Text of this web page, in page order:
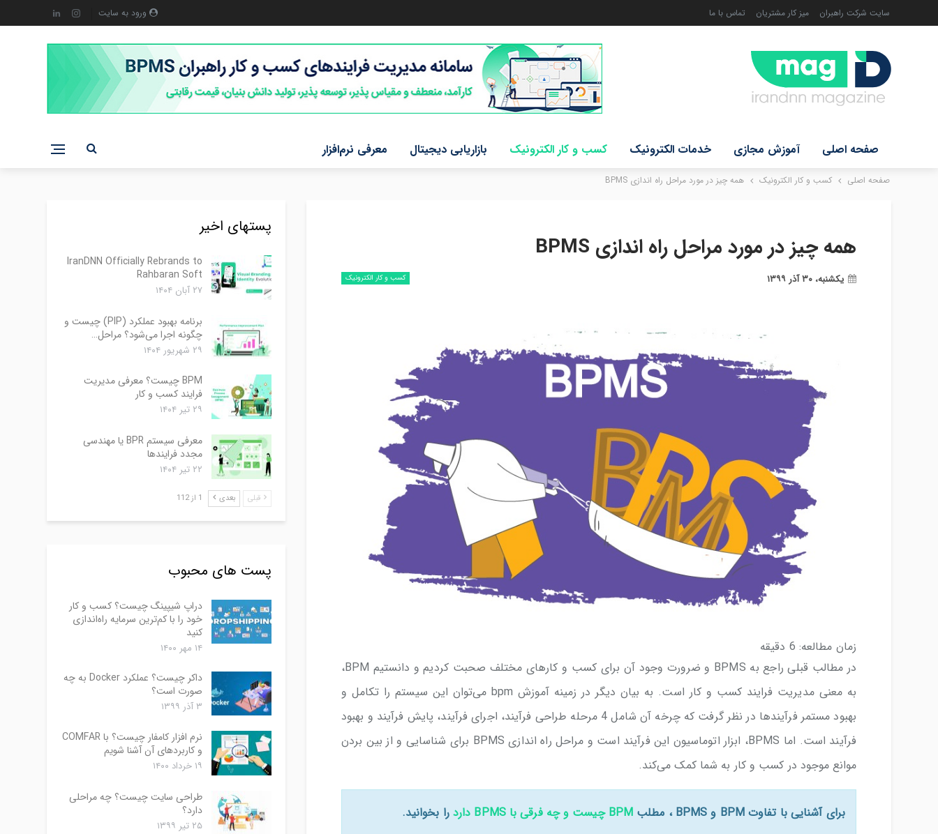
ورود به سایت سایت شرکت راهبران میز کار مشتریان تماس با ما
صفحه اصلی آموزش مجازی خدمات الکترونیک کسب و کار الکترونیک بازاریابی دیجیتال معرفی نرم‌افزار
صفحه اصلی کسب و کار الکترونیک همه چیز در مورد مراحل راه اندازی BPMS
همه چیز در مورد مراحل راه اندازی BPMS
کسب و کار الکترونیک یکشنبه، ۳۰ آذر ۱۳۹۹
زمان مطالعه: 6 دقیقه
در مطالب قبلی راجع به BPMS و ضرورت وجود آن برای کسب و کارهای مختلف صحبت کردیم و دانستیم BPM،
به معنی مدیریت فرایند کسب و کار است. به بیان دیگر در زمینه آموزش bpm می‌توان این سیستم را تکامل و
بهبود مستمر فرآیندها در نظر گرفت که چرخه آن شامل 4 مرحله طراحی فرآیند، اجرای فرآیند، پایش فرآیند و بهبود
فرآیند است. اما BPMS، ابزار اتوماسیون این فرآیند است و مراحل راه اندازی BPMS برای شناسایی و از بین بردن
موانع موجود در کسب و کار به شما کمک می‌کند.
برای آشنایی با تفاوت BPM و BPMS ، مطلب BPM چیست و چه فرقی با BPMS دارد را بخوانید.
پستهای اخیر
IranDNN Officially Rebrands to
Rahbaran Soft
۲۷ آبان ۱۴۰۴
برنامه بهبود عملکرد (PIP) چیست و
چگونه اجرا می‌شود؟ مراحل…
۲۹ شهریور ۱۴۰۴
BPM چیست؟ معرفی مدیریت
فرایند کسب و کار
۲۹ تیر ۱۴۰۴
معرفی سیستم BPR یا مهندسی
مجدد فرایندها
۲۲ تیر ۱۴۰۴
قبلی بعدی 1 از 112
پست های محبوب
دراپ شیپینگ چیست؟ کسب و کار
خود را با کم‌ترین سرمایه راه‌اندازی
کنید
۱۴ مهر ۱۴۰۰
داکر چیست؟ عملکرد Docker به چه
صورت است؟
۳ آذر ۱۳۹۹
نرم افزار کامفار چیست؟ با COMFAR
و کاربردهای آن آشنا شویم
۱۹ خرداد ۱۴۰۰
طراحی سایت چیست؟ چه مراحلی
دارد؟
۲۵ تیر ۱۳۹۹